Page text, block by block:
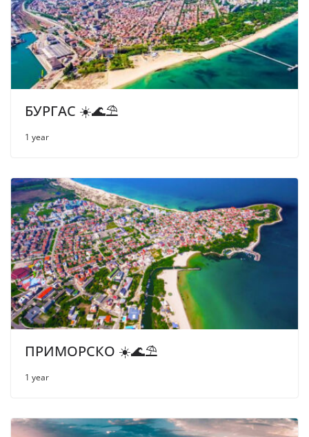
БУРГАС ☀️🌊⛱
1 year
ПРИМОРСКО ☀️🌊⛱
1 year